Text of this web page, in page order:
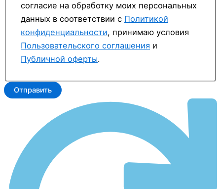
согласие на обработку моих персональных
данных в соответствии с Политикой
конфиденциальности, принимаю условия
Пользовательского соглашения и
Публичной оферты.
Отправить